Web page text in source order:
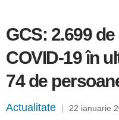
GCS: 2.699
COVID-19 în
74 de
Actualitate | 22 ianuarie